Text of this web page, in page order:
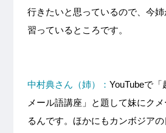
行きたいと思っているので、今
習っているところです。
中村典さん（姉）： YouTubeで
メール語講座」と題して妹にク
るんです。ほかにもカンボジア